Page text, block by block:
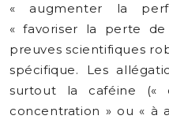
« augmenter la
« favoriser la perte
preuves scientifiques
spécifique. Les
surtout la caféine («
concentration » ou « à